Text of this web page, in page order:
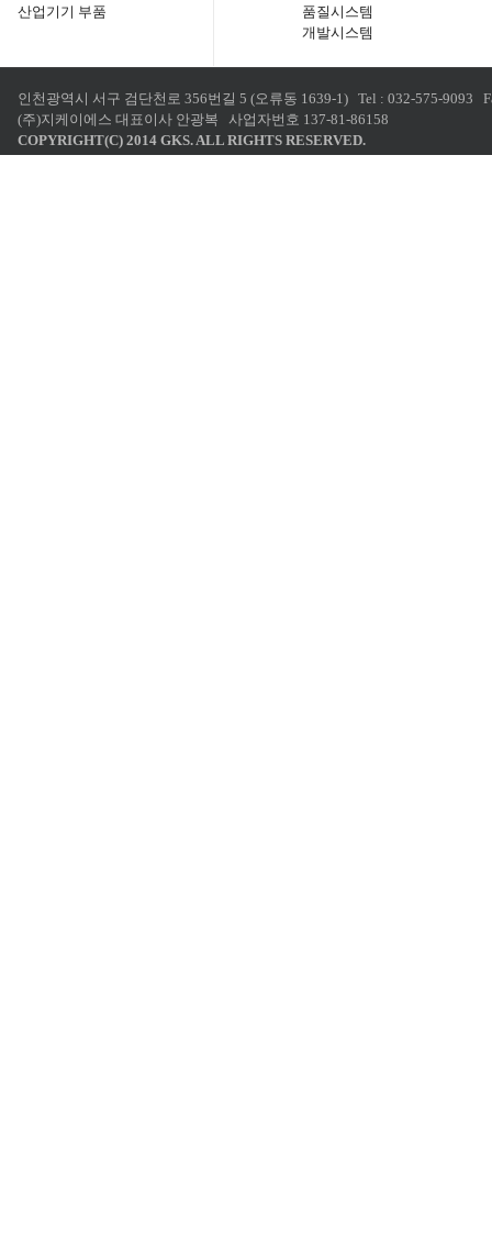
산업기기 부품
품질시스템
개발시스템
인천광역시 서구 검단천로 356번길 5 (오류동 1639-1) Tel : 032-575-9093
(주)지케이에스 대표이사 안광복 사업자번호 137-81-86158
COPYRIGHT(C) 2014 GKS. ALL RIGHTS RESERVED.